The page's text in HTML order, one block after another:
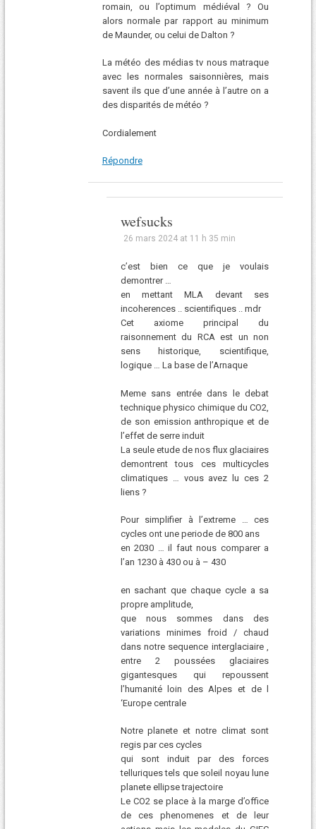
romain, ou l’optimum médiéval ? Ou
alors normale par rapport au minimum
de Maunder, ou celui de Dalton ?
La météo des médias tv nous matraque
avec les normales saisonnières, mais
savent ils que d’une année à l’autre on a
des disparités de météo ?
Cordialement
Répondre
wefsucks
26 mars 2024 at 11 h 35 min
c’est bien ce que je voulais
demontrer …
en mettant MLA devant ses
incoherences .. scientifiques .. mdr
Cet axiome principal du
raisonnement du RCA est un non
sens historique, scientifique,
logique … La base de l’Arnaque
Meme sans entrée dans le debat
technique physico chimique du CO2,
de son emission anthropique et de
l’effet de serre induit
La seule etude de nos flux glaciaires
demontrent tous ces multicycles
climatiques … vous avez lu ces 2
liens ?
Pour simplifier à l’extreme … ces
cycles ont une periode de 800 ans
en 2030 … il faut nous comparer a
l’an 1230 à 430 ou à – 430
en sachant que chaque cycle a sa
propre amplitude,
que nous sommes dans des
variations minimes froid / chaud
dans notre sequence interglaciaire ,
entre 2 poussées glaciaires
gigantesques qui repoussent
l’humanité loin des Alpes et de l
‘Europe centrale
Notre planete et notre climat sont
regis par ces cycles
qui sont induit par des forces
telluriques tels que soleil noyau lune
planete ellipse trajectoire
Le CO2 se place à la marge d’office
de ces phenomenes et de leur